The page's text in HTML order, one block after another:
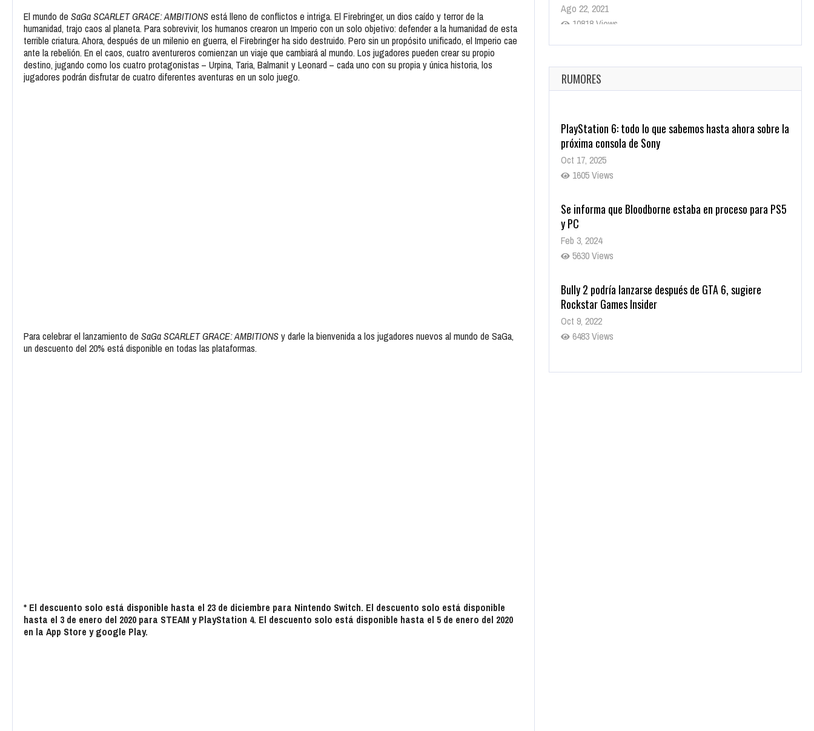
El mundo de SaGa SCARLET GRACE: AMBITIONSestá lleno de conflictos e intriga. El Firebringer, un dios caído y terror de la
humanidad, trajo caos al planeta. Para sobrevivir, los humanos crearon un Imperio con un solo objetivo: defender a la humanidad de esta
terrible criatura. Ahora, después de un milenio en guerra, el Firebringer ha sido destruido. Pero sin un propósito unificado, el Imperio cae
ante la rebelión. En el caos, cuatro aventureros comienzan un viaje que cambiará al mundo. Los jugadores pueden crear su propio
destino, jugando como los cuatro protagonistas – Urpina, Taria, Balmanit y Leonard – cada uno con su propia y única historia, los
jugadores podrán disfrutar de cuatro diferentes aventuras en un solo juego.
Para celebrar el lanzamiento de SaGa SCARLET GRACE: AMBITIONSy darle la bienvenida a los jugadores nuevos al mundo de SaGa,
un descuento del 20% está disponible en todas las plataformas.
* El descuento solo está disponible hasta el 23 de diciembre para Nintendo Switch. El descuento solo está disponible
hasta el 3 de enero del 2020 para STEAM y PlayStation 4. El descuento solo está disponible hasta el 5 de enero del 2020
en la App Store y google Play.
Ago 22, 2021
10818 Views
La configuración de Call of Duty 2021 aparentemente
Ago 8, 2021
10003 Views
RUMORES
PlayStation 6: todo lo que sabemos hasta ahora sobre la
próxima consola de Sony
Oct 17, 2025
1605 Views
Se informa que Bloodborne estaba en proceso para PS5
y PC
Feb 3, 2024
5630 Views
Bully 2 podría lanzarse después de GTA 6, sugiere
Rockstar Games Insider
Oct 9, 2022
6483 Views
Rumor: Se filtran los primeros detalles de Resident Evil